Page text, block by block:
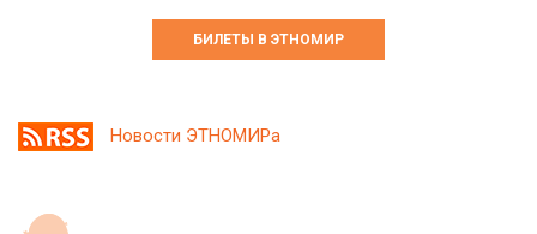
БИЛЕТЫ В ЭТНОМИР
Новости ЭТНОМИРа